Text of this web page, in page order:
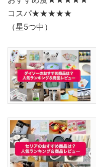
コスパ★★★★★
（星5つ中）